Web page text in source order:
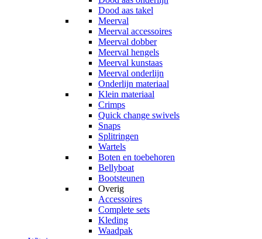
Dood aas takel
Meerval
Meerval accessoires
Meerval dobber
Meerval hengels
Meerval kunstaas
Meerval onderlijn
Onderlijn materiaal
Klein materiaal
Crimps
Quick change swivels
Snaps
Splitringen
Wartels
Boten en toebehoren
Bellyboat
Bootsteunen
Overig
Accessoires
Complete sets
Kleding
Waadpak